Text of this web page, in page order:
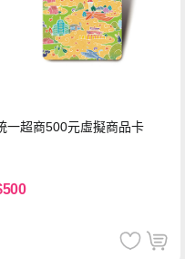
一超商500元虛擬商品卡